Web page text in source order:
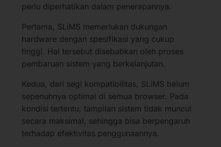
perlu diperhatikan dalam penerapannya.
Pertama, SLiMS memerlukan dukungan
hardware dengan spesifikasi yang cukup
tinggi. Hal tersebut disebabkan oleh proses
pembaruan sistem yang berkelanjutan.
Kedua, dari segi kompatibilitas, SLiMS belum
sepenuhnya optimal di semua browser. Pada
kondisi tertentu, tampilan sistem tidak muncul
secara maksimal, sehingga bisa berpengaruh
terhadap efektivitas penggunaannya.